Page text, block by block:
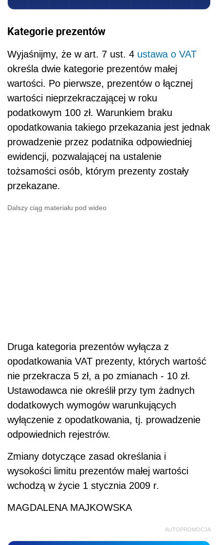
Kategorie prezentów
Wyjaśnijmy, że w art. 7 ust. 4 ustawa o VAT
określa dwie kategorie prezentów małej
wartości. Po pierwsze, prezentów o łącznej
wartości nieprzekraczającej w roku
podatkowym 100 zł. Warunkiem braku
opodatkowania takiego przekazania jest jednak
prowadzenie przez podatnika odpowiedniej
ewidencji, pozwalającej na ustalenie
tożsamości osób, którym prezenty zostały
przekazane.
Dalszy ciąg materiału pod wideo
Druga kategoria prezentów wyłącza z
opodatkowania VAT prezenty, których wartość
nie przekracza 5 zł, a po zmianach - 10 zł.
Ustawodawca nie określił przy tym żadnych
dodatkowych wymogów warunkujących
wyłączenie z opodatkowania, tj. prowadzenie
odpowiednich rejestrów.
Zmiany dotyczące zasad określania i
wysokości limitu prezentów małej wartości
wchodzą w życie 1 stycznia 2009 r.
MAGDALENA MAJKOWSKA
AUTOPROMOCJA